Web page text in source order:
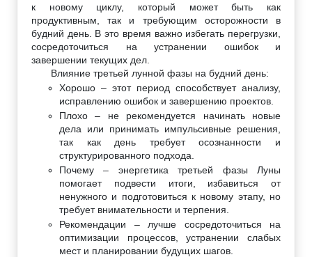
к новому циклу, который может быть как
продуктивным, так и требующим осторожности в
будний день. В это время важно избегать перегрузки,
сосредоточиться на устранении ошибок и
завершении текущих дел.
Влияние третьей лунной фазы на будний день:
Хорошо – этот период способствует анализу,
исправлению ошибок и завершению проектов.
Плохо – не рекомендуется начинать новые
дела или принимать импульсивные решения,
так как день требует осознанности и
структурированного подхода.
Почему – энергетика третьей фазы Луны
помогает подвести итоги, избавиться от
ненужного и подготовиться к новому этапу, но
требует внимательности и терпения.
Рекомендации – лучше сосредоточиться на
оптимизации процессов, устранении слабых
мест и планировании будущих шагов.